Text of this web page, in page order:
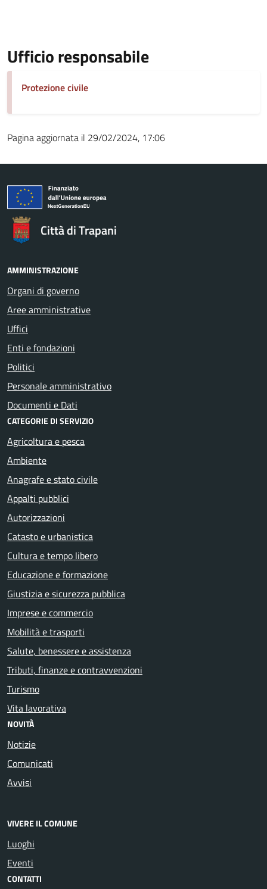
Ufficio responsabile
Protezione civile
Pagina aggiornata il 29/02/2024, 17:06
Città di Trapani
AMMINISTRAZIONE
Organi di governo
Aree amministrative
Uffici
Enti e fondazioni
Politici
Personale amministrativo
Documenti e Dati
CATEGORIE DI SERVIZIO
Agricoltura e pesca
Ambiente
Anagrafe e stato civile
Appalti pubblici
Autorizzazioni
Catasto e urbanistica
Cultura e tempo libero
Educazione e formazione
Giustizia e sicurezza pubblica
Imprese e commercio
Mobilità e trasporti
Salute, benessere e assistenza
Tributi, finanze e contravvenzioni
Turismo
Vita lavorativa
NOVITÀ
Notizie
Comunicati
Avvisi
VIVERE IL COMUNE
Luoghi
Eventi
CONTATTI